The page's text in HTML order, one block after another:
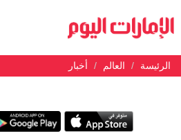
الرئيسة العالم أخبار